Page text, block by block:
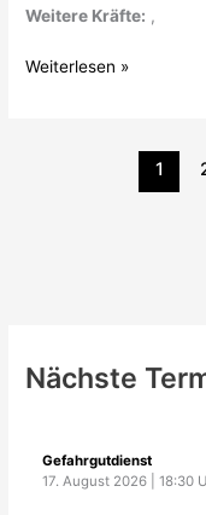
Weitere Kräfte: ,
Weiterlesen »
1
Nächste
Gefahrgutdienst
17. August 2026 |18:30